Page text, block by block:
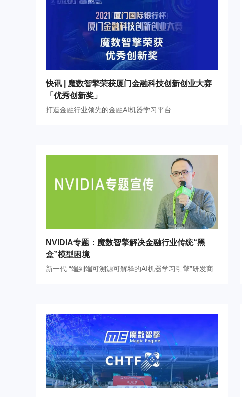
快讯 | 魔数智擎荣获厦门金融科技创新创业大赛
「优秀创新奖」
打造金融行业领先的金融AI机器学习平台
NVIDIA专题：魔数智擎解决金融行业传统“黑
盒”模型困境
新一代 “端到端可溯源可解释的AI机器学习引擎”研发商